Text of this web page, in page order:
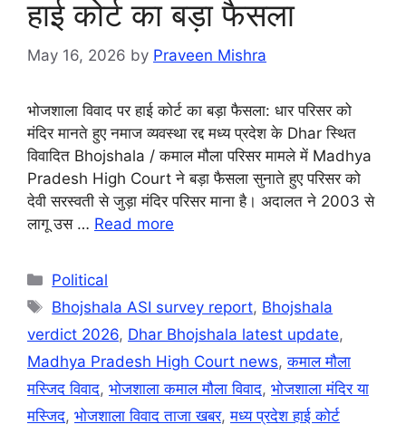
हाई कोर्ट का बड़ा फैसला
May 16, 2026 by Praveen Mishra
भोजशाला विवाद पर हाई कोर्ट का बड़ा फैसला: धार परिसर को
मंदिर मानते हुए नमाज व्यवस्था रद्द मध्य प्रदेश के Dhar स्थित
विवादित Bhojshala / कमाल मौला परिसर मामले में Madhya
Pradesh High Court ने बड़ा फैसला सुनाते हुए परिसर को
देवी सरस्वती से जुड़ा मंदिर परिसर माना है। अदालत ने 2003 से
लागू उस … Read more
Categories
Political
Tags
Bhojshala ASI survey report, Bhojshala
verdict 2026, Dhar Bhojshala latest update,
Madhya Pradesh High Court news,कमाल मौला
मस्जिद विवाद, भोजशाला कमाल मौला विवाद, भोजशाला मंदिर या
मस्जिद, भोजशाला विवाद ताजा खबर,मध्य प्रदेश हाई कोर्ट